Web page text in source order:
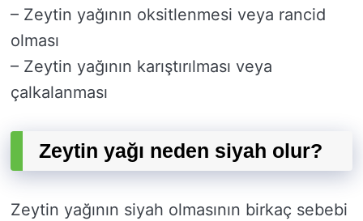
– Zeytin yağının oksitlenmesi veya rancid
olması
– Zeytin yağının karıştırılması veya
çalkalanması
Zeytin yağı neden siyah olur?
Zeytin yağının siyah olmasının birkaç sebebi